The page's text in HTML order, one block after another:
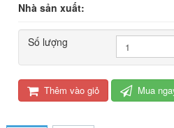
Nhà sản xuất:
Số lượng
Thêm vào giỏ Mua